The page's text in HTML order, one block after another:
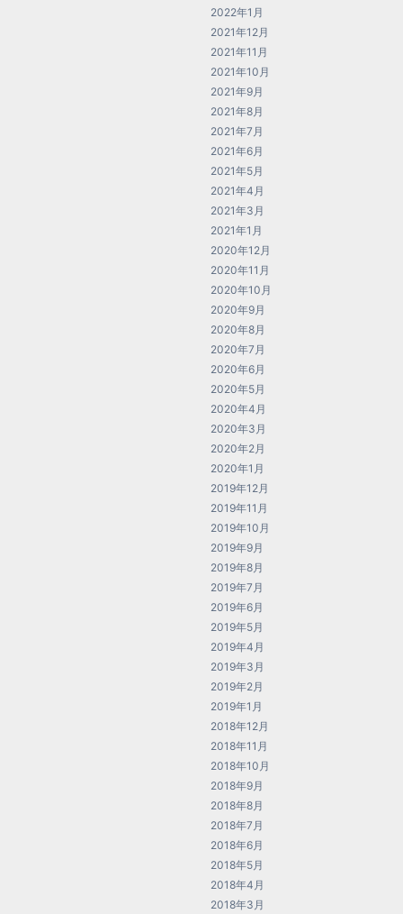
2022年1月
2021年12月
2021年11月
2021年10月
2021年9月
2021年8月
2021年7月
2021年6月
2021年5月
2021年4月
2021年3月
2021年1月
2020年12月
2020年11月
2020年10月
2020年9月
2020年8月
2020年7月
2020年6月
2020年5月
2020年4月
2020年3月
2020年2月
2020年1月
2019年12月
2019年11月
2019年10月
2019年9月
2019年8月
2019年7月
2019年6月
2019年5月
2019年4月
2019年3月
2019年2月
2019年1月
2018年12月
2018年11月
2018年10月
2018年9月
2018年8月
2018年7月
2018年6月
2018年5月
2018年4月
2018年3月